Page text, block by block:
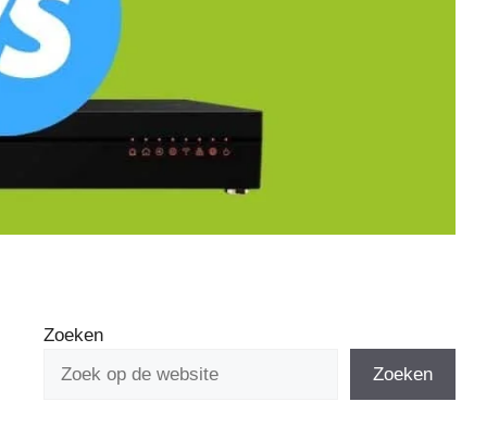
Zoeken
Zoeken